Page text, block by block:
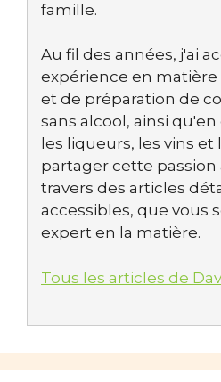
famille.
Au fil des années, j'ai
expérience en
et de préparation de
sans alcool, ainsi
les liqueurs, les vins et
partager cette passion
travers des articles
accessibles, que vous
expert en la matière.
Tous les articles de